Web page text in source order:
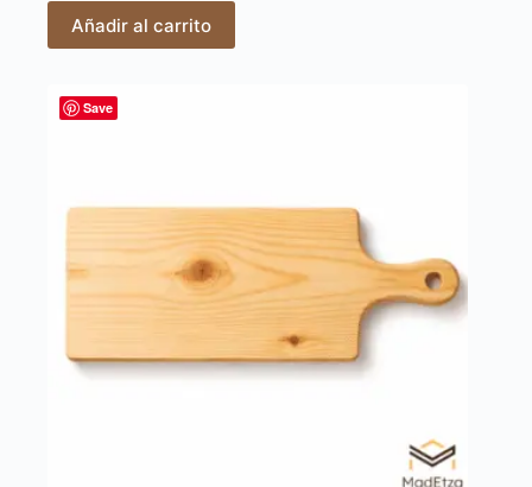
Añadir al carrito
Save